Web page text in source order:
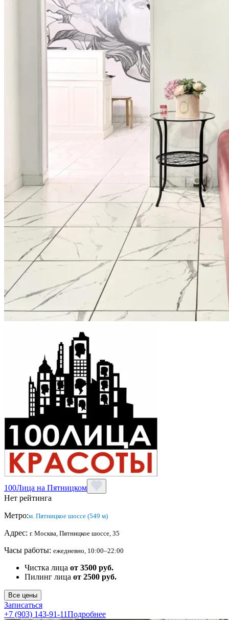
100Лица на Пятницком
Нет рейтинга
Метро:м. Пятницкое шоссе (549 м)
Адрес: г. Москва, Пятницкое шоссе, 35
Часы работы: ежедневно, 10:00–22:00
Чистка лица от 3500 руб.
Пилинг лица от 2500 руб.
Все цены
Записаться
+7 (903) 143-91-11Подробнее